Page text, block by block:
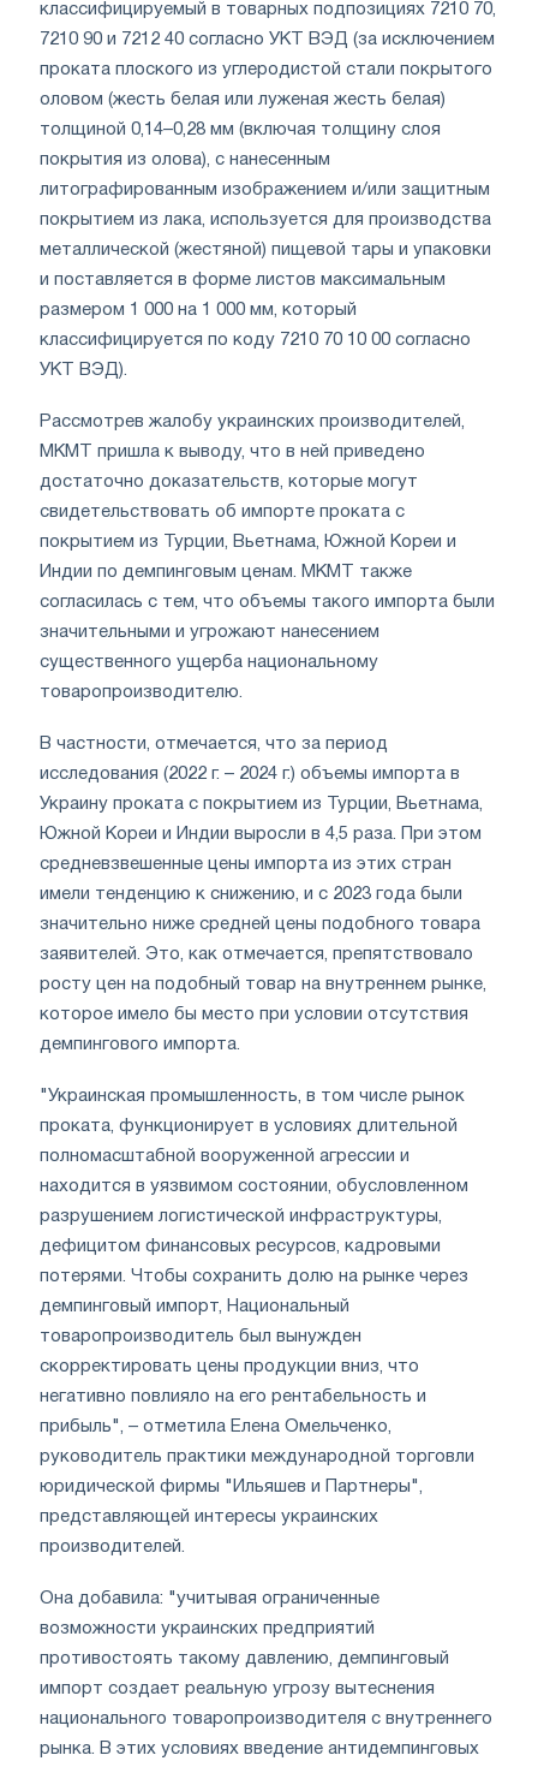
классифицируемый в товарных подпозициях 7210 70,
7210 90 и 7212 40 согласно УКТ ВЭД (за исключением
проката плоского из углеродистой стали покрытого
оловом (жесть белая или луженая жесть белая)
толщиной 0,14–0,28 мм (включая толщину слоя
покрытия из олова), с нанесенным
литографированным изображением и/или защитным
покрытием из лака, используется для производства
металлической (жестяной) пищевой тары и упаковки
и поставляется в форме листов максимальным
размером 1 000 на 1 000 мм, который
классифицируется по коду 7210 70 10 00 согласно
УКТ ВЭД).
Рассмотрев жалобу украинских производителей,
МКМТ пришла к выводу, что в ней приведено
достаточно доказательств, которые могут
свидетельствовать об импорте проката с
покрытием из Турции, Вьетнама, Южной Кореи и
Индии по демпинговым ценам. МКМТ также
согласилась с тем, что объемы такого импорта были
значительными и угрожают нанесением
существенного ущерба национальному
товаропроизводителю.
В частности, отмечается, что за период
исследования (2022 г. – 2024 г.) объемы импорта в
Украину проката с покрытием из Турции, Вьетнама,
Южной Кореи и Индии выросли в 4,5 раза. При этом
средневзвешенные цены импорта из этих стран
имели тенденцию к снижению, и с 2023 года были
значительно ниже средней цены подобного товара
заявителей. Это, как отмечается, препятствовало
росту цен на подобный товар на внутреннем рынке,
которое имело бы место при условии отсутствия
демпингового импорта.
"Украинская промышленность, в том числе рынок
проката, функционирует в условиях длительной
полномасштабной вооруженной агрессии и
находится в уязвимом состоянии, обусловленном
разрушением логистической инфраструктуры,
дефицитом финансовых ресурсов, кадровыми
потерями. Чтобы сохранить долю на рынке через
демпинговый импорт, Национальный
товаропроизводитель был вынужден
скорректировать цены продукции вниз, что
негативно повлияло на его рентабельность и
прибыль", – отметила Елена Омельченко,
руководитель практики международной торговли
юридической фирмы "Ильяшев и Партнеры",
представляющей интересы украинских
производителей.
Она добавила: "учитывая ограниченные
возможности украинских предприятий
противостоять такому давлению, демпинговый
импорт создает реальную угрозу вытеснения
национального товаропроизводителя с внутреннего
рынка. В этих условиях введение антидемпинговых